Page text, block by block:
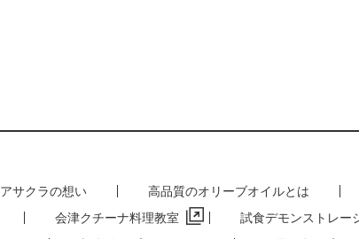
アサクラの想い
高品質のオリーブオイルとは
会津クチーナ料理教室
試食デモンストレー